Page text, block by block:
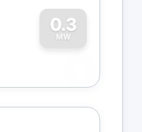
0.3
MW
0